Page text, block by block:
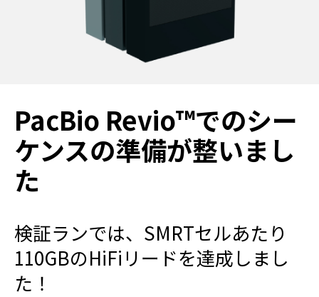
PacBio Revio™でのシー
ケンスの準備が整いまし
た
検証ランでは、SMRTセルあたり
110GBのHiFiリードを達成しまし
た！